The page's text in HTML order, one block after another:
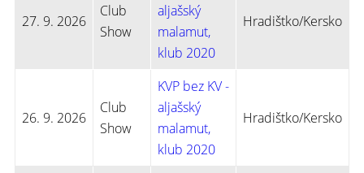
27. 9. 2026
Club
Show
aljašský
malamut,
klub 2020
Hradištko/Kersko
26. 9. 2026
Club
Show
KVP bez KV -
aljašský
malamut,
klub 2020
Hradištko/Kersko